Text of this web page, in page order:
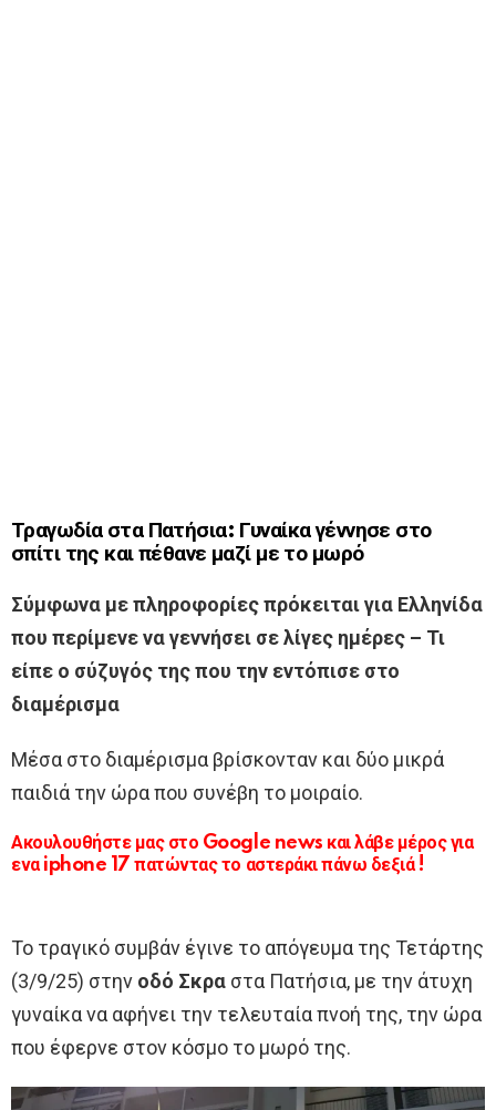
Τραγωδία στα Πατήσια: Γυναίκα γέννησε στο
σπίτι της και πέθανε μαζί με το μωρό
Σύμφωνα με πληροφορίες πρόκειται για Ελληνίδα
που περίμενε να γεννήσει σε λίγες ημέρες – Τι
είπε ο σύζυγός της που την εντόπισε στο
διαμέρισμα
Μέσα στο διαμέρισμα βρίσκονταν και δύο μικρά
παιδιά την ώρα που συνέβη το μοιραίο.
Ακουλουθήστε μας στο Google news και λάβε μέρος για
ενα iphone 17 πατώντας το αστεράκι πάνω δεξιά !
Το τραγικό συμβάν έγινε το απόγευμα της Τετάρτης
(3/9/25) στην οδό Σκρα στα Πατήσια, με την άτυχη
γυναίκα να αφήνει την τελευταία πνοή της, την ώρα
που έφερνε στον κόσμο το μωρό της.